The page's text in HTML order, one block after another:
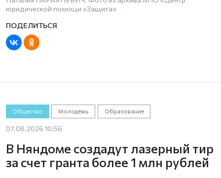
юридической помощи «Защита»
Общество Молодёжь Образование
07.08.2026 10:56
В Няндоме создадут лазерный тир
за счет гранта более 1 млн рублей